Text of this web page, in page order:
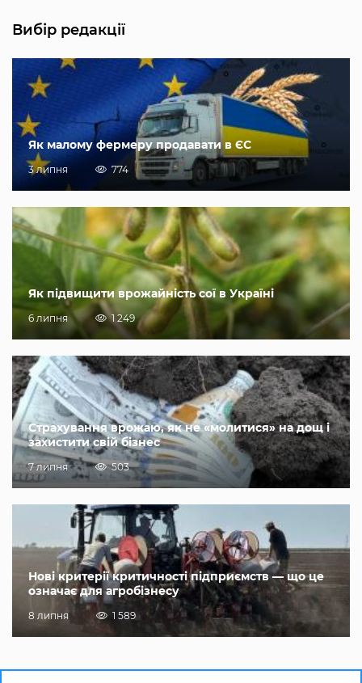
Вибір редакції
Як малому фермеру продавати в ЄС
3 липня 774
Як підвищити врожайність сої в Україні
6 липня 1 249
Страхування врожаю, як не «молитися» на дощ і
захистити свій бізнес
7 липня 503
Нові критерії критичності підприємств — що це
означає для агробізнесу
8 липня 1 589